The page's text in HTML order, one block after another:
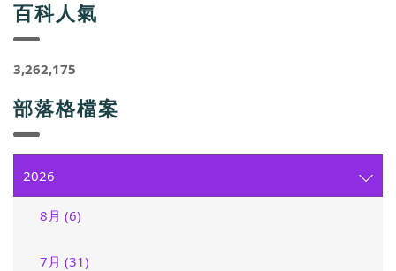
百科人氣
3,262,175
部落格檔案
2026
8月 (6)
7月 (31)